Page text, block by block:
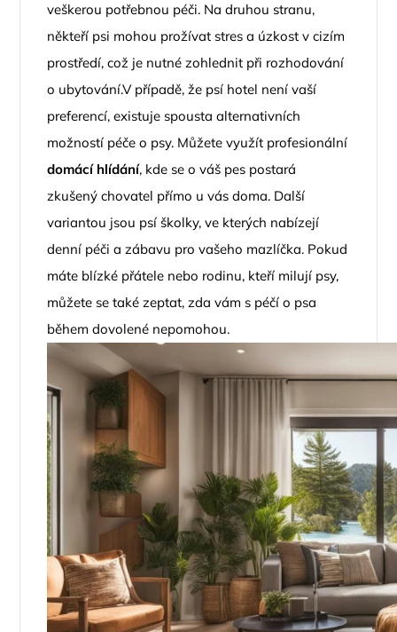
veškerou potřebnou péči. Na druhou stranu,
někteří psi mohou prožívat stres a úzkost v cizím
prostředí, což je nutné zohlednit při rozhodování
o ubytování.V případě, že psí hotel není vaší
preferencí, existuje spousta alternativních
možností péče o psy. Můžete využít profesionální
domácí hlídání, kde se o váš pes postará
zkušený chovatel přímo u vás doma. Další
variantou jsou psí školky, ve kterých nabízejí
denní péči a zábavu pro vašeho mazlíčka. Pokud
máte blízké přátele nebo rodinu, kteří milují psy,
můžete se také zeptat, zda vám s péčí o psa
během dovolené nepomohou.